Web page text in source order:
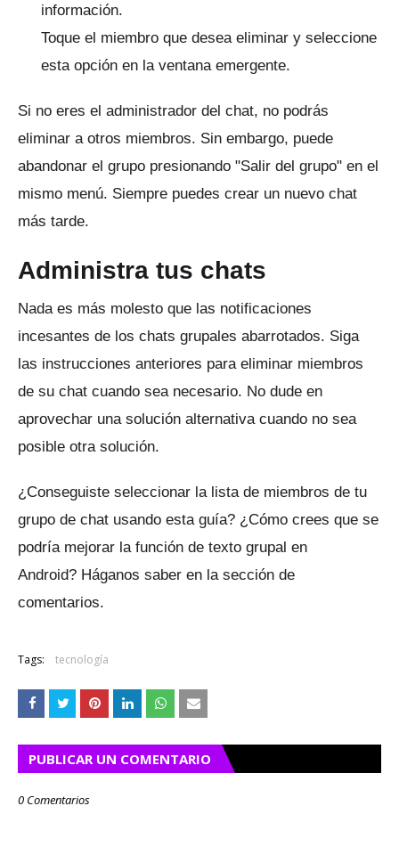
información.
Toque el miembro que desea eliminar y seleccione
esta opción en la ventana emergente.
Si no eres el administrador del chat, no podrás
eliminar a otros miembros. Sin embargo, puede
abandonar el grupo presionando "Salir del grupo" en el
mismo menú. Siempre puedes crear un nuevo chat
más tarde.
Administra tus chats
Nada es más molesto que las notificaciones
incesantes de los chats grupales abarrotados. Siga
las instrucciones anteriores para eliminar miembros
de su chat cuando sea necesario. No dude en
aprovechar una solución alternativa cuando no sea
posible otra solución.
¿Conseguiste seleccionar la lista de miembros de tu
grupo de chat usando esta guía? ¿Cómo crees que se
podría mejorar la función de texto grupal en
Android? Háganos saber en la sección de
comentarios.
Tags: tecnología
PUBLICAR UN COMENTARIO
0 Comentarios